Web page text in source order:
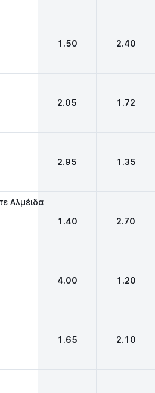
1.50 2.40
2.05 1.72
2.95 1.35
Αλμέιδα
1.40 2.70
4.00 1.20
1.65 2.10